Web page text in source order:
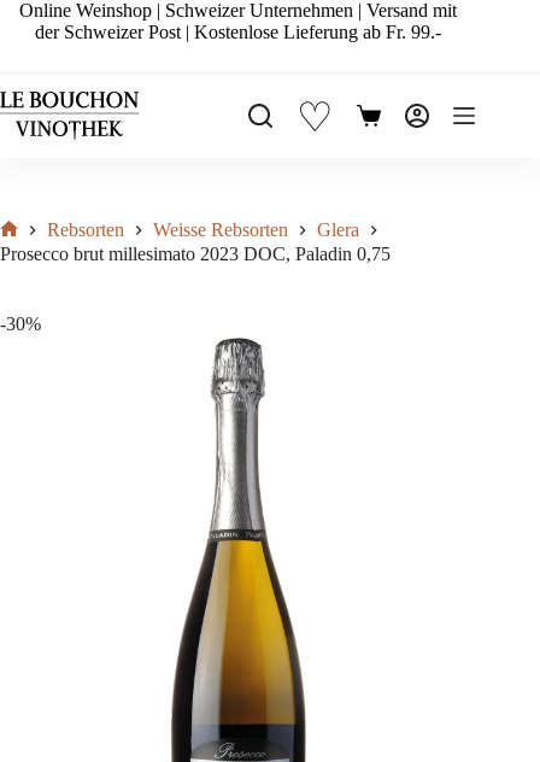
Zum
Inhalt
Online Weinshop | Schweizer Unternehmen | Versand mit
der Schweizer Post | Kostenlose Lieferung ab Fr. 99.-
♡ Warenkorb
Start
Rebsorten Weisse Rebsorten
Glera
Prosecco brut millesimato 2023 DOC, Paladin 0,75
-30%